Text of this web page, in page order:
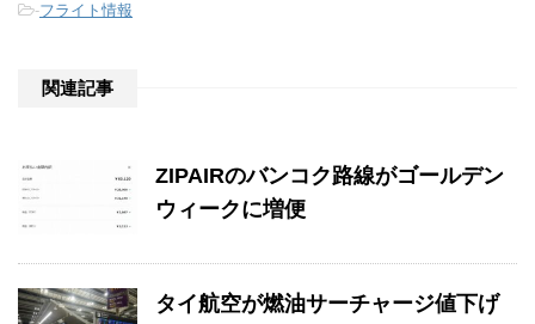
-フライト情報
関連記事
ZIPAIRのバンコク路線がゴールデン
ウィークに増便
タイ航空が燃油サーチャージ値下げ